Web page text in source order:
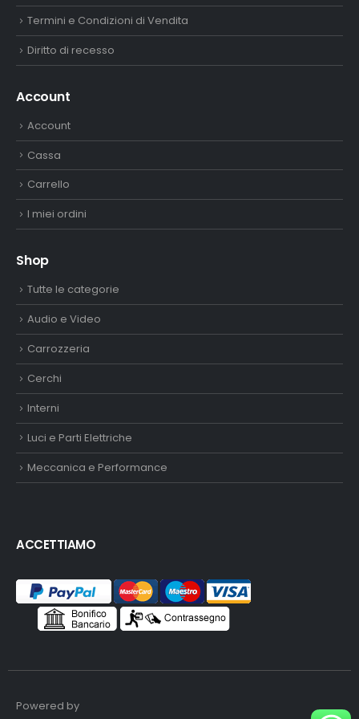
Termini e Condizioni di Vendita
Diritto di recesso
Account
Account
Cassa
Carrello
I miei ordini
Shop
Tutte le categorie
Audio e Video
Carrozzeria
Cerchi
Interni
Luci e Parti Elettriche
Meccanica e Performance
ACCETTIAMO
Powered by